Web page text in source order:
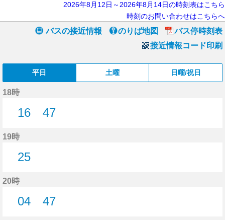
2026年8月12日～2026年8月14日の時刻表はこちら
時刻のお問い合わせはこちらへ
バスの接近情報 のりば地図
バス停時刻表
接近情報コード印刷
平日 土曜 日曜/祝日
18時
16
47
19時
25
20時
04
47